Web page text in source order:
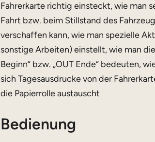
Fahrerkarte richtig einsteckt, wie man
Fahrt bzw. beim Stillstand des
verschaffen kann, wie man spezielle
sonstige Arbeiten) einstellt, wie man
Beginn“ bzw. „OUT Ende“ bedeuten,
sich Tagesausdrucke von der
die Papierrolle austauscht
Bedienung